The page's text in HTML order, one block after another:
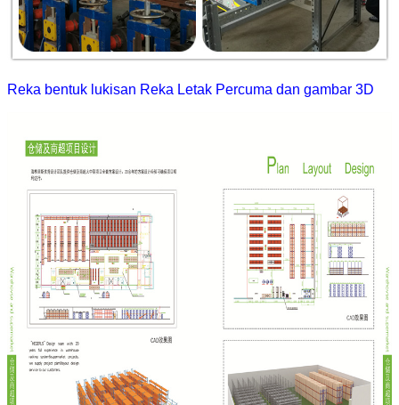
Reka bentuk lukisan Reka Letak Percuma dan gambar 3D